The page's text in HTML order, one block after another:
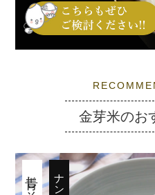
金芽米のお